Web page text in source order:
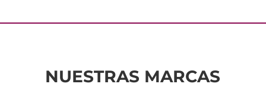
NUESTRAS MARCAS